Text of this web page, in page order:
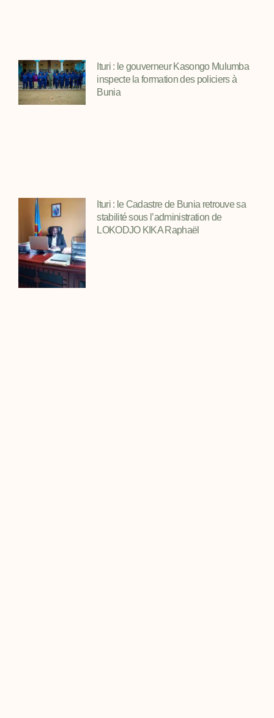
Ituri : le gouverneur Kasongo Mulumba
inspecte la formation des policiers à
Bunia
Ituri : le Cadastre de Bunia retrouve sa
stabilité sous l’administration de
LOKODJO KIKA Raphaël